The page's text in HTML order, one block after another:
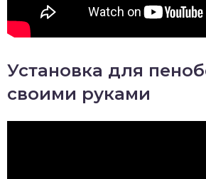
Установка для
своими руками